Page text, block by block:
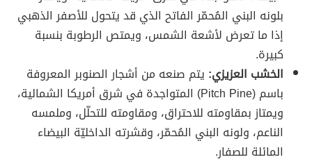
بلونه البني المُحمّر الفاتح الذي قد يتحول للأصفر الذهبي
إذا ما تعرض لأشعة الشمس، ويمتص الرطوبة بنسبة
كبيرة.
الخشب العزيزي: يتم صنعه من أشجار الصنوبر المعروفة
باسم (Pitch Pine) المتواجدة في شرق أمريكا الشمالية،
ويمتاز بمقاومته للاحتراق، ومقاومته للتحلّل، وملمسه
الناعم، ولونه البني المُحمّر، وقشرته الداخليّة البيضاء
المائلة للصفار.